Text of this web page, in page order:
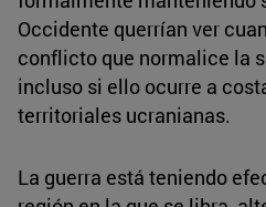
Occidente querrían ver
conflicto que normalice la
incluso si ello ocurre a
territoriales ucranianas.
La guerra está teniendo